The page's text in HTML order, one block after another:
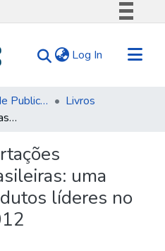
Comunica BR
Acesso à informação
Log In (current)
Navegar por Tipo de Publicação
Livros
Importações agropecuárias brasileiras: uma avaliação dos produtos líderes no período 1989-2012
uma
líderes no